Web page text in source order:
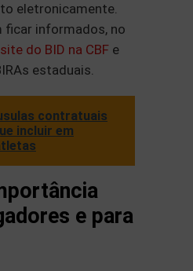
eletronicamente.
ficar informados, no
site do BID na CBF e
estaduais.
contratuais
incluir em
e para